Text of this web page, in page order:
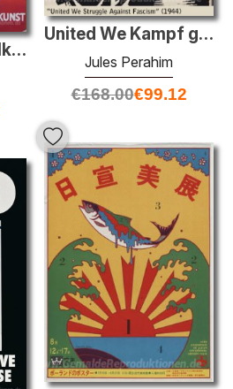
United We Kampf gegen den Faschismus
Jules Perahim
€168.00€99.12
Karnaway und Volkskunst Museum